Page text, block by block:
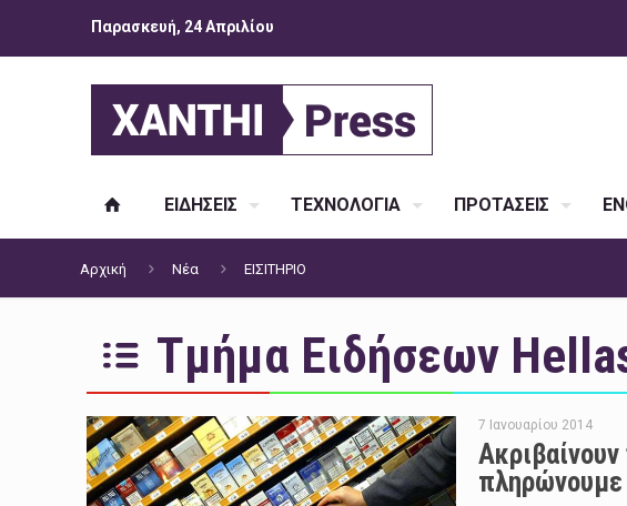
Παρασκευή, 24 Απριλίου
ΕΙΔΗΣΕΙΣ ΤΕΧΝΟΛΟΓΙΑ ΠΡΟΤΑΣΕΙΣ
Αρχική Νέα ΕΙΣΙΤΗΡΙΟ
Τμήμα Ειδήσεων
7 Ιανουαρίου 2014
πληρώνουμε